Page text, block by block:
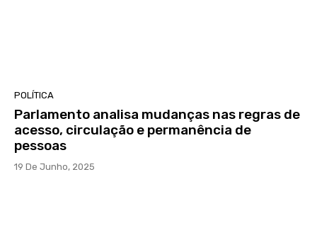
POLÍTICA
Parlamento analisa mudanças nas regras de
acesso, circulação e permanência de
pessoas
19 De Junho, 2025